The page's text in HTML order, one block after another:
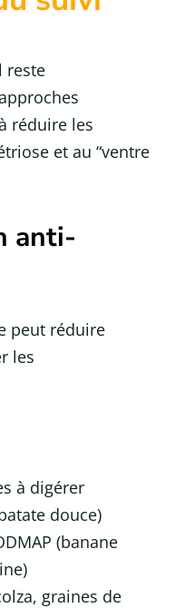
reste
réduire les
et au “ventre
anti-
peut réduire
les
à digérer
douce)
(banane
graines de